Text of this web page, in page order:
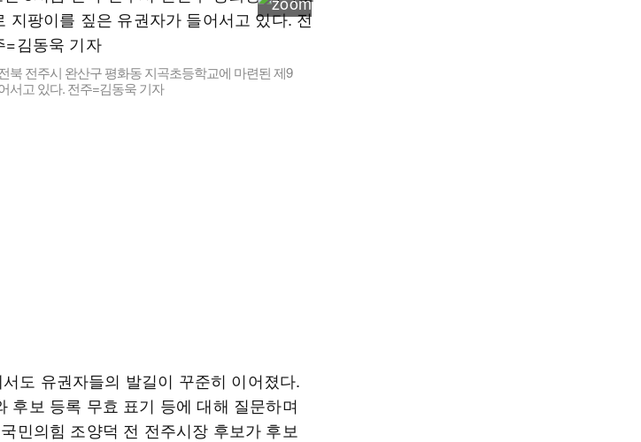
북 전주시 완산구 평화동 지곡초등학교에 마련된 제9
서고 있다. 전주=김동욱 기자
도 유권자들의 발길이 꾸준히 이어졌다.
후보 등록 무효 표기 등에 대해 질문하며
민의힘 조양덕 전 전주시장 후보가 후보